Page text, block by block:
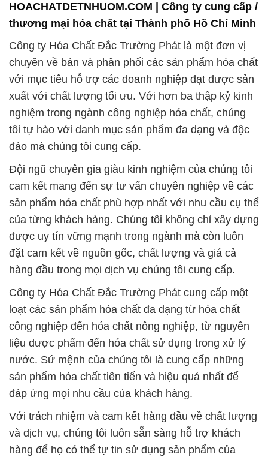
HOACHATDETNHUOM.COM | Công ty cung cấp /
thương mại hóa chất tại Thành phố Hồ Chí Minh
Công ty Hóa Chất Đắc Trường Phát là một đơn vị
chuyên về bán và phân phối các sản phẩm hóa chất
với mục tiêu hỗ trợ các doanh nghiệp đạt được sản
xuất với chất lượng tối ưu. Với hơn ba thập kỷ kinh
nghiệm trong ngành công nghiệp hóa chất, chúng
tôi tự hào với danh mục sản phẩm đa dạng và độc
đáo mà chúng tôi cung cấp.
Đội ngũ chuyên gia giàu kinh nghiệm của chúng tôi
cam kết mang đến sự tư vấn chuyên nghiệp về các
sản phẩm hóa chất phù hợp nhất với nhu cầu cụ thể
của từng khách hàng. Chúng tôi không chỉ xây dựng
được uy tín vững mạnh trong ngành mà còn luôn
đặt cam kết về nguồn gốc, chất lượng và giá cả
hàng đầu trong mọi dịch vụ chúng tôi cung cấp.
Công ty Hóa Chất Đắc Trường Phát cung cấp một
loạt các sản phẩm hóa chất đa dạng từ hóa chất
công nghiệp đến hóa chất nông nghiệp, từ nguyên
liệu dược phẩm đến hóa chất sử dụng trong xử lý
nước. Sứ mệnh của chúng tôi là cung cấp những
sản phẩm hóa chất tiên tiến và hiệu quả nhất để
đáp ứng mọi nhu cầu của khách hàng.
Với trách nhiệm và cam kết hàng đầu về chất lượng
và dịch vụ, chúng tôi luôn sẵn sàng hỗ trợ khách
hàng để họ có thể tự tin sử dụng sản phẩm của